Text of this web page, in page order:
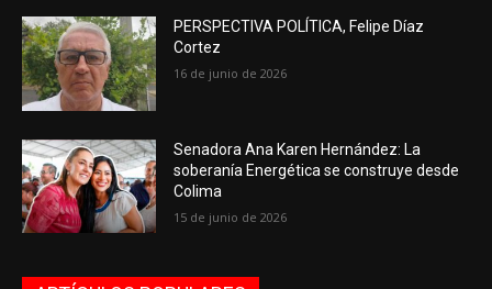
PERSPECTIVA POLÍTICA, Felipe Díaz
Cortez
16 de junio de 2026
Senadora Ana Karen Hernández: La
soberanía Energética se construye desde
Colima
15 de junio de 2026